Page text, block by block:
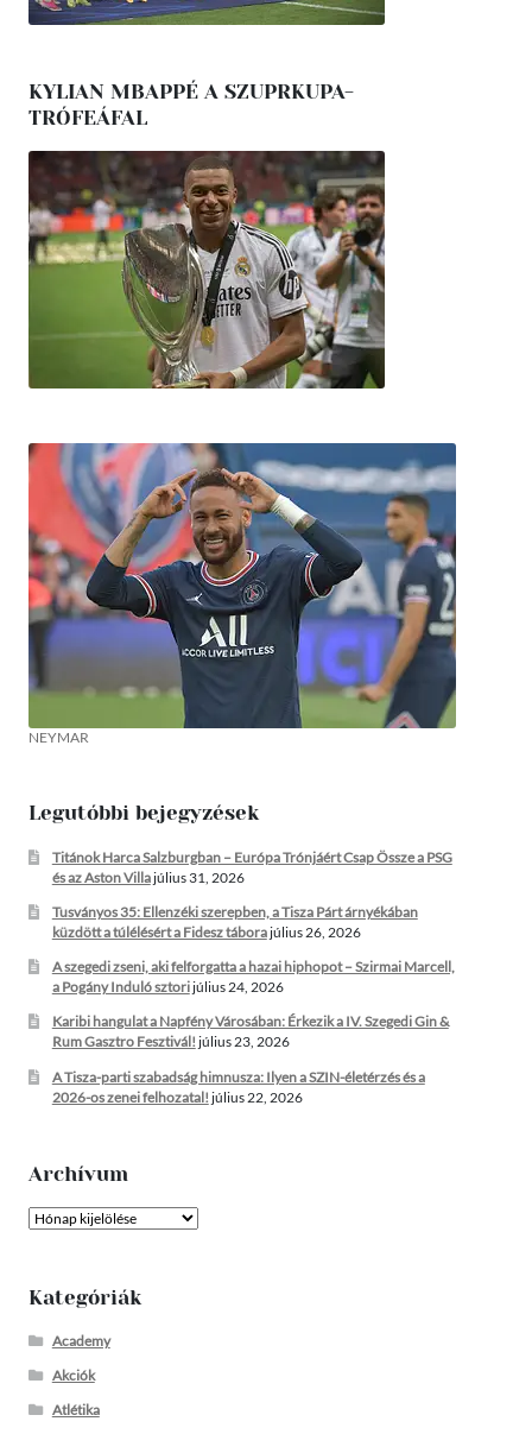
KYLIAN MBAPPÉ A SZUPRKUPA-
TRÓFEÁFAL
NEYMAR
Legutóbbi bejegyzések
Titánok Harca Salzburgban – Európa Trónjáért Csap Össze a PSG
és az Aston Villajúlius 31, 2026
Tusványos 35: Ellenzéki szerepben, a Tisza Párt árnyékában
küzdött a túlélésért a Fidesz táborajúlius 26, 2026
A szegedi zseni, aki felforgatta a hazai hiphopot – Szirmai Marcell,
a Pogány Induló sztorijúlius 24, 2026
Karibi hangulat a Napfény Városában: Érkezik a IV. Szegedi Gin &
Rum Gasztro Fesztivál! július 23, 2026
A Tisza-parti szabadság himnusza: Ilyen a SZIN-életérzés és a
2026-os zenei felhozatal! július 22, 2026
Archívum
Archívum
Kategóriák
Academy
Akciók
Atlétika